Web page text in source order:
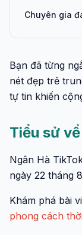
Chuyên gia
Bạn đã từng
nét đẹp trẻ
tự tin khiến
Tiểu sử
Ngân Hà
ngày 22 tháng
Khám phá bài
phong cách